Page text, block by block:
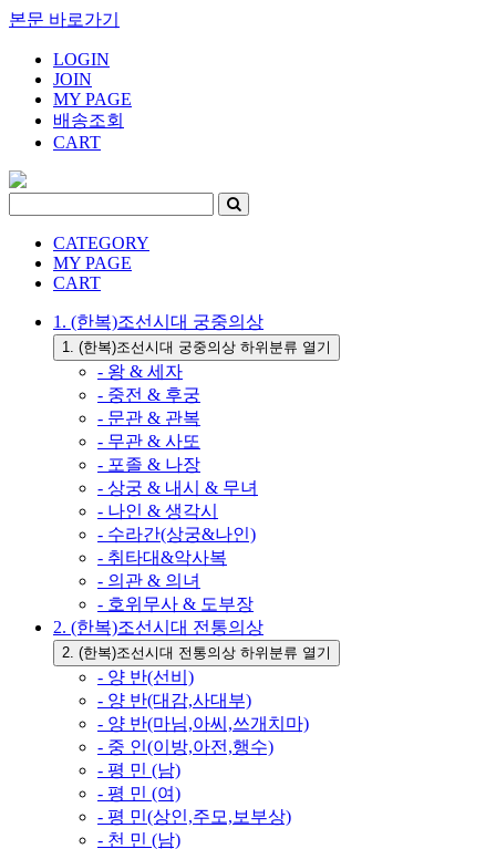
본문 바로가기
LOGIN
JOIN
MY PAGE
배송조회
CART
CATEGORY
MY PAGE
CART
1. (한복)조선시대 궁중의상
1. (한복)조선시대 궁중의상 하위분류 열기
- 왕 & 세자
- 중전 & 후궁
- 문관 & 관복
- 무관 & 사또
- 포졸 & 나장
- 상궁 & 내시 & 무녀
- 나인 & 생각시
- 수라간(상궁&나인)
- 취타대&악사복
- 의관 & 의녀
- 호위무사 & 도부장
2. (한복)조선시대 전통의상
2. (한복)조선시대 전통의상 하위분류 열기
- 양 반(선비)
- 양 반(대감,사대부)
- 양 반(마님,아씨,쓰개치마)
- 중 인(이방,아전,행수)
- 평 민 (남)
- 평 민 (여)
- 평 민(상인,주모,보부상)
- 천 민 (남)